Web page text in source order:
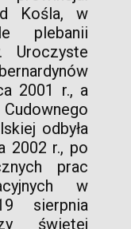
Kośla, w
plebanii
Uroczyste
2001 r., a
odbyła
2002 r., po
prac
w
sierpnia
świętej